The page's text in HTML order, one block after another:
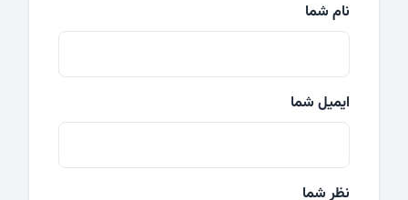
نام شما
ایمیل شما
نظر شما